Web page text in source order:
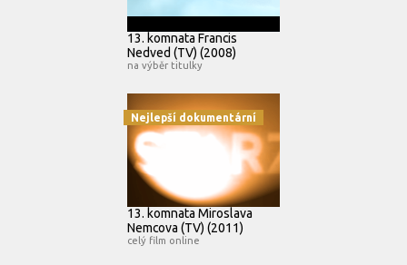
13. komnata Francis
Nedved (TV) (2008)
na výběr titulky
Nejlepší dokumentární
13. komnata Miroslava
Nemcova (TV) (2011)
celý film online